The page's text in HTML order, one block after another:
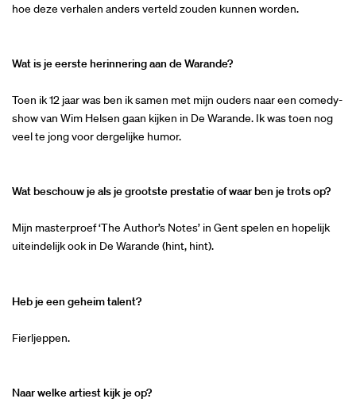
hoe deze verhalen anders verteld zouden kunnen worden.
Wat is je eerste herinnering aan de Warande?
Toen ik 12 jaar was ben ik samen met mijn ouders naar een comedy-
show van Wim Helsen gaan kijken in De Warande. Ik was toen nog
veel te jong voor dergelijke humor.
Wat beschouw je als je grootste prestatie of waar ben je trots op?
Mijn masterproef ‘The Author’s Notes’ in Gent spelen en hopelijk
uiteindelijk ook in De Warande (hint, hint).
Heb je een geheim talent?
Fierljeppen.
Naar welke artiest kijk je op?